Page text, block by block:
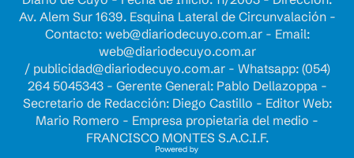
Av. Alem Sur 1639. Esquina Lateral de Circunvalación -
Contacto: web@diariodecuyo.com.ar- Email:
web@diariodecuyo.com.ar
/ publicidad@diariodecuyo.com.ar- Whatsapp: (054)
264 5045343 - Gerente General: Pablo Dellazoppa -
Secretario de Redacción: Diego Castillo - Editor Web:
Mario Romero - Empresa propietaria del medio -
FRANCISCO MONTES S.A.C.I.F.